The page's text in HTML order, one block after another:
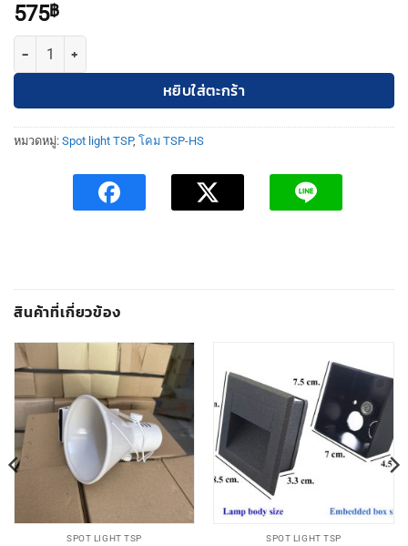
575฿
จำนวน TSP Lighting | โคมสปอร์ตไลท์ โซล่าเซลล์ 4 แสง TSP-770 ชิ้น
หยิบใส่ตะกร้า
หมวดหมู่: Spot light TSP, โคม TSP-HS
สินค้าที่เกี่ยวข้อง
SPOT LIGHT TSP SPOT LIGHT TSP